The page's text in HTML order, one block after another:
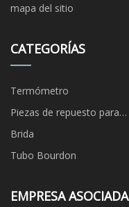
mapa del sitio
CATEGORÍAS
Termómetro
Piezas de repuesto para
manómetros
Brida
Tubo Bourdon
EMPRESA ASOCIADA